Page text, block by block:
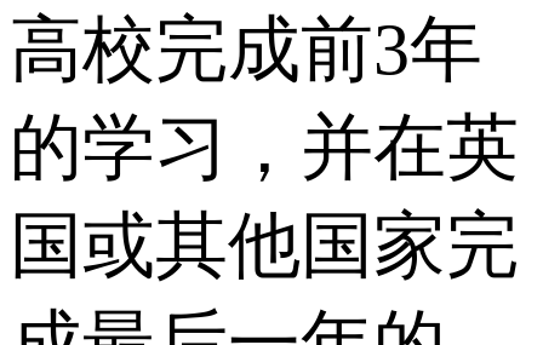
高校完成前3年
的学习，并在英
国或其他国家完